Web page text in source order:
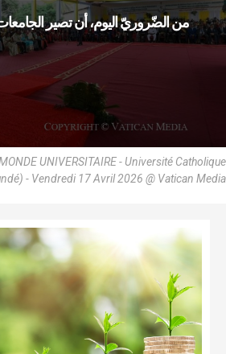
من الضّروريّ اليوم، أن تصير
UNIVERSITAIRE - Université Catholique
- Vendredi 17 Avril 2026 @ Vatican Media